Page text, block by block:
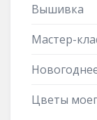
Вышивка
Мастер-
Цветы